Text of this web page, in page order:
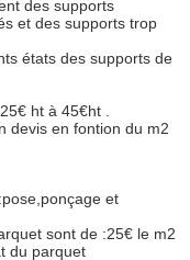
des supports
et des supports trop
états des supports de
ht à 45€ht .
devis en fontion du m2
et
sont de :25€ le m2
du parquet